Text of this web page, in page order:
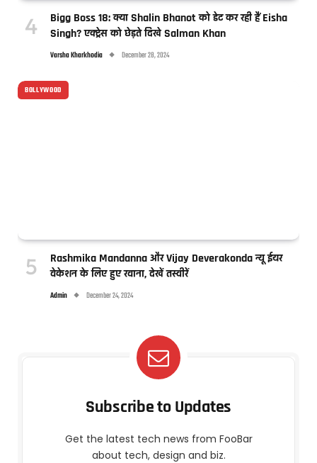
Bigg Boss 18: क्या Shalin Bhanot को डेट कर रही हैं Eisha
Singh? एक्ट्रेस को छेड़ते दिखे Salman Khan
Varsha Kharkhodia December 28, 2024
BOLLYWOOD
Rashmika Mandanna और Vijay Deverakonda न्यू ईयर
वेकेशन के लिए हुए रवाना, देखें तस्वीरें
Admin December 24, 2024
Subscribe to Updates
Get the latest tech news from FooBar
about tech, design and biz.